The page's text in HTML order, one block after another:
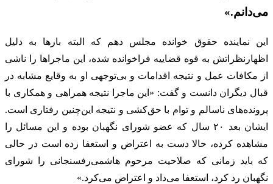
می‌دانم.»
این نماینده حقوق خوانده مجلس دهم که البته بارها به دلیل
اظهارنظراتش به قوه قضاییه فراخوانده شده، این ماجراها را ناشی
از مکافات عمل و نتیجه اقدامات و بی‌توجهی او به وقایع مشابه در
قبال دیگران دانست و گفت: «این ماجرا نتیجه همراهی و همکاری با
پرونده‌های ناسالم و توام با حق‌کشی و نتیجه این‌چنین رفتاری است.
ایشان بعد ۲۰ سال که عضو شورای نگهبان بوده و این مسائل را
مشاهده کرده، حالا دست به اعتراض و استعفا زده است در حالی
که باید زمانی که صلاحیت مرحوم هاشمی‌رفسنجانی را شورای
نگهبان رد کرد، استعفا می‌داد و اعتراض می‌کرد.»